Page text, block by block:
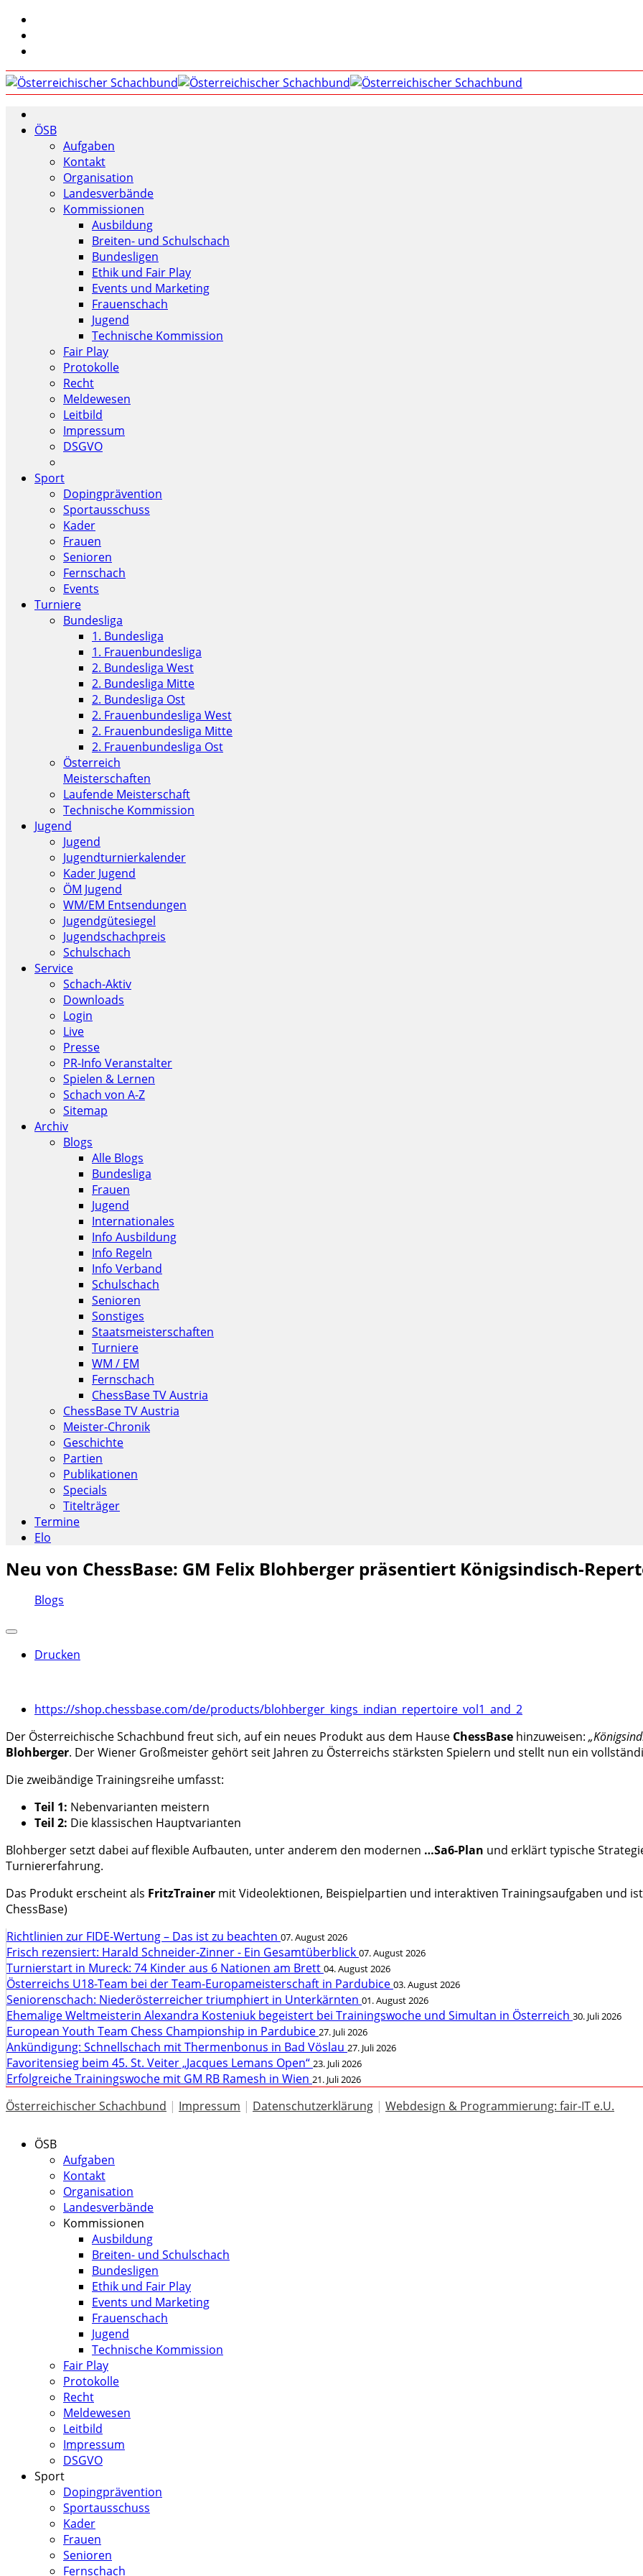
ÖSB
Aufgaben
Kontakt
Organisation
Landesverbände
Kommissionen
Ausbildung
Breiten- und Schulschach
Bundesligen
Ethik und Fair Play
Events und Marketing
Frauenschach
Jugend
Technische Kommission
Fair Play
Protokolle
Recht
Meldewesen
Leitbild
Impressum
DSGVO
Sport
Dopingprävention
Sportausschuss
Kader
Frauen
Senioren
Fernschach
Events
Turniere
Bundesliga
1. Bundesliga
1. Frauenbundesliga
2. Bundesliga West
2. Bundesliga Mitte
2. Bundesliga Ost
2. Frauenbundesliga West
2. Frauenbundesliga Mitte
2. Frauenbundesliga Ost
Österreich
Meisterschaften
Laufende Meisterschaft
Technische Kommission
Jugend
Jugend
Jugendturnierkalender
Kader Jugend
ÖM Jugend
WM/EM Entsendungen
Jugendgütesiegel
Jugendschachpreis
Schulschach
Service
Schach-Aktiv
Downloads
Login
Live
Presse
PR-Info Veranstalter
Spielen & Lernen
Schach von A-Z
Sitemap
Archiv
Blogs
Alle Blogs
Bundesliga
Frauen
Jugend
Internationales
Info Ausbildung
Info Regeln
Info Verband
Schulschach
Senioren
Sonstiges
Staatsmeisterschaften
Turniere
WM / EM
Fernschach
ChessBase TV Austria
ChessBase TV Austria
Meister-Chronik
Geschichte
Partien
Publikationen
Specials
Titelträger
Termine
Elo
Neu von ChessBase: GM Felix Blohberger präsentiert Königsindisch-
Blogs
Drucken
https://shop.chessbase.com/de/products/blohberger_kings_indian_repertoire_vol1_and_2
Der Österreichische Schachbund freut sich, auf ein neues Produkt aus dem Hause ChessBase hinzuweisen:
Blohberger. Der Wiener Großmeister gehört seit Jahren zu Österreichs stärksten Spielern und stellt nun ein
Die zweibändige Trainingsreihe umfasst:
Teil 1: Nebenvarianten meistern
Teil 2: Die klassischen Hauptvarianten
Blohberger setzt dabei auf flexible Aufbauten, unter anderem den modernen …Sa6-Plan und erklärt typische
Turniererfahrung.
Das Produkt erscheint als FritzTrainer mit Videolektionen, Beispielpartien und interaktiven Trainingsaufgaben und
ChessBase)
Richtlinien zur FIDE-Wertung – Das ist zu beachten 07. August 2026
Frisch rezensiert: Harald Schneider-Zinner - Ein Gesamtüberblick 07. August 2026
Turnierstart in Mureck: 74 Kinder aus 6 Nationen am Brett 04. August 2026
Österreichs U18-Team bei der Team-Europameisterschaft in Pardubice 03. August 2026
Seniorenschach: Niederösterreicher triumphiert in Unterkärnten 01. August 2026
Ehemalige Weltmeisterin Alexandra Kosteniuk begeistert bei Trainingswoche und Simultan in Österreich 30. Juli 2026
European Youth Team Chess Championship in Pardubice 27. Juli 2026
Ankündigung: Schnellschach mit Thermenbonus in Bad Vöslau 27. Juli 2026
Favoritensieg beim 45. St. Veiter „Jacques Lemans Open“ 23. Juli 2026
Erfolgreiche Trainingswoche mit GM RB Ramesh in Wien 21. Juli 2026
Österreichischer Schachbund | Impressum | Datenschutzerklärung | Webdesign & Programmierung: fair-IT e.U.
ÖSB
Aufgaben
Kontakt
Organisation
Landesverbände
Kommissionen
Ausbildung
Breiten- und Schulschach
Bundesligen
Ethik und Fair Play
Events und Marketing
Frauenschach
Jugend
Technische Kommission
Fair Play
Protokolle
Recht
Meldewesen
Leitbild
Impressum
DSGVO
Sport
Dopingprävention
Sportausschuss
Kader
Frauen
Senioren
Fernschach